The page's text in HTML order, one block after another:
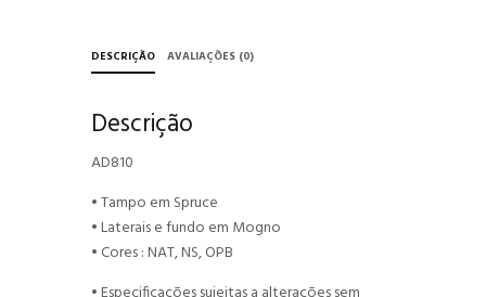
DESCRIÇÃO AVALIAÇÕES (0)
Descrição
AD810
• Tampo em Spruce
• Laterais e fundo em Mogno
• Cores : NAT, NS, OPB